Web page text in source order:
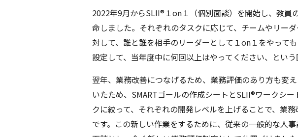
2022年9月からSLII®１on１（個別面談）を開始し、教
命しました。それぞれのタスクに応じて、チームやリー
対して、誰と誰を相手のリーダーとして１on１をやって
設定して、当年度中に何回以上はやってください、とい
翌年、業務改善につなげるため、業務評価のあり方も変
いたため、SMARTゴールの作成シートとSLII®ワークシ
クに絞って、それぞれの開発レベルを上げることで、業
です。この新しい作業をするために、従来の一般的な人